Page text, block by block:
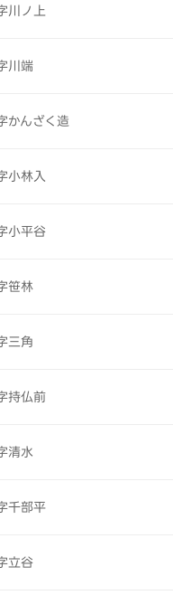
川ノ上
川端
かんざく造
小林入
小平谷
笹林
三角
持仏前
清水
千部平
立谷